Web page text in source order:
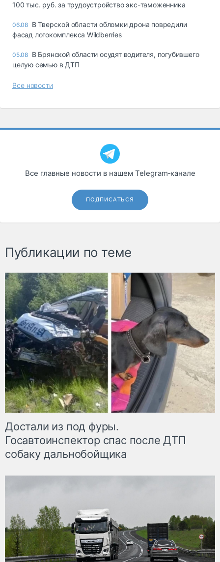
100 тыс. руб. за трудоустройство экс-таможенника
06.08 В Тверской области обломки дрона повредили
фасад логокомплекса Wildberries
05.08 В Брянской области осудят водителя, погубившего
целую семью в ДТП
Все новости
Все главные новости в нашем Telegram‑канале
ПОДПИСАТЬСЯ
Публикации по теме
Достали из под фуры.
Госавтоинспектор спас после ДТП
собаку дальнобойщика